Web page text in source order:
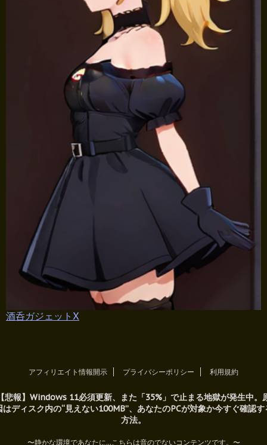
酒呑ガジェットX
アフィリエイト情報開示 プライバシーポリシー 利用規約
悲報】Windows 11必須更新、また「35%」で止まる地獄が発生中。
はディスク内の“見えない100MB”、あなたのPCが対象か今すぐ確認す
方法。
〜静かな環境であなたに...こちらは音のでないコンテンツです。〜